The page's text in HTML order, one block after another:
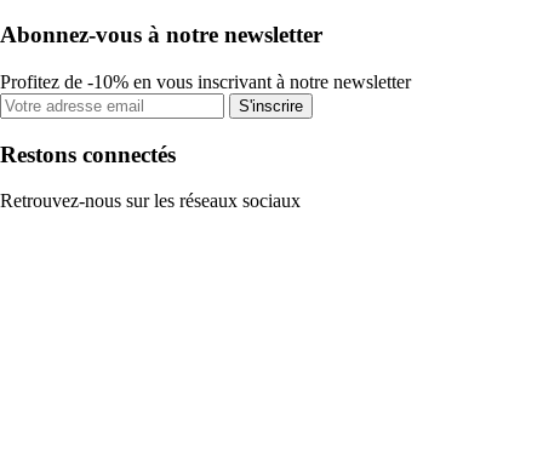
Abonnez-vous à notre newsletter
Profitez de -10% en vous inscrivant à notre newsletter
S'inscrire
Restons connectés
Retrouvez-nous sur les réseaux sociaux